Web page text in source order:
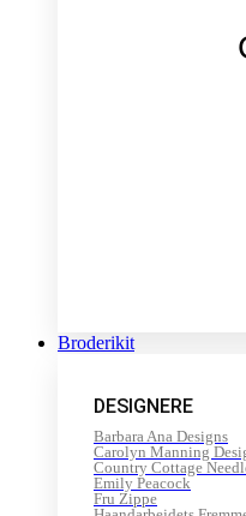
Broderikit
DESIGNERE
Barbara Ana Designs
Carolyn Manning
Country Cottage
Emily Peacock
Fru Zippe